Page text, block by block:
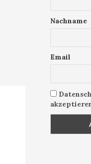
Nachname
Email